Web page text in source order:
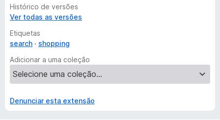
Histórico de versões
Ver todas as versões
Etiquetas
search
shopping
Adicionar a uma coleção
Denunciar esta extensão